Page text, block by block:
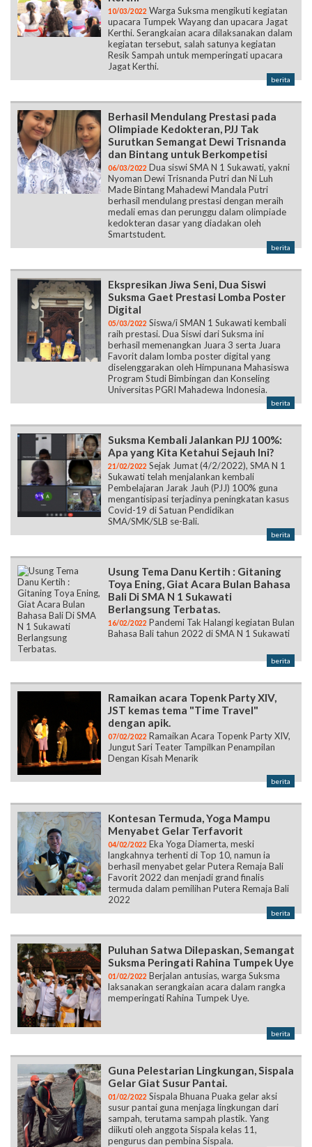
10/03/2022 Warga Suksma mengikuti kegiatan
upacara Tumpek Wayang dan upacara Jagat
Kerthi. Serangkaian acara dilaksanakan dalam
kegiatan tersebut, salah satunya kegiatan
Resik Sampah untuk memperingati upacara
Jagat Kerthi.
berita
Berhasil Mendulang Prestasi pada
Olimpiade Kedokteran, PJJ Tak
Surutkan Semangat Dewi Trisnanda
dan Bintang untuk Berkompetisi
06/03/2022 Dua siswi SMA N 1 Sukawati, yakni
Nyoman Dewi Trisnanda Putri dan Ni Luh
Made Bintang Mahadewi Mandala Putri
berhasil mendulang prestasi dengan meraih
medali emas dan perunggu dalam olimpiade
kedokteran dasar yang diadakan oleh
Smartstudent.
berita
Ekspresikan Jiwa Seni, Dua Siswi
Suksma Gaet Prestasi Lomba Poster
Digital
05/03/2022 Siswa/i SMAN 1 Sukawati kembali
raih prestasi. Dua Siswi dari Suksma ini
berhasil memenangkan Juara 3 serta Juara
Favorit dalam lomba poster digital yang
diselenggarakan oleh Himpunana Mahasiswa
Program Studi Bimbingan dan Konseling
Universitas PGRI Mahadewa Indonesia.
berita
Suksma Kembali Jalankan PJJ 100%:
Apa yang Kita Ketahui Sejauh Ini?
21/02/2022 Sejak Jumat (4/2/2022), SMA N 1
Sukawati telah menjalankan kembali
Pembelajaran Jarak Jauh (PJJ) 100% guna
mengantisipasi terjadinya peningkatan kasus
Covid-19 di Satuan Pendidikan
SMA/SMK/SLB se-Bali.
berita
Usung Tema Danu Kertih : Gitaning
Toya Ening, Giat Acara Bulan Bahasa
Bali Di SMA N 1 Sukawati
Berlangsung Terbatas.
16/02/2022 Pandemi Tak Halangi kegiatan Bulan
Bahasa Bali tahun 2022 di SMA N 1 Sukawati
berita
Ramaikan acara Topenk Party XIV,
JST kemas tema "Time Travel"
dengan apik.
07/02/2022 Ramaikan Acara Topenk Party XIV,
Jungut Sari Teater Tampilkan Penampilan
Dengan Kisah Menarik
berita
Kontesan Termuda, Yoga Mampu
Menyabet Gelar Terfavorit
04/02/2022 Eka Yoga Diamerta, meski
langkahnya terhenti di Top 10, namun ia
berhasil menyabet gelar Putera Remaja Bali
Favorit 2022 dan menjadi grand finalis
termuda dalam pemilihan Putera Remaja Bali
2022
berita
Puluhan Satwa Dilepaskan, Semangat
Suksma Peringati Rahina Tumpek Uye
01/02/2022 Berjalan antusias, warga Suksma
laksanakan serangkaian acara dalam rangka
memperingati Rahina Tumpek Uye.
berita
Guna Pelestarian Lingkungan, Sispala
Gelar Giat Susur Pantai.
01/02/2022 Sispala Bhuana Puaka gelar aksi
susur pantai guna menjaga lingkungan dari
sampah, terutama sampah plastik. Yang
diikuti oleh anggota Sispala kelas 11,
pengurus dan pembina Sispala.